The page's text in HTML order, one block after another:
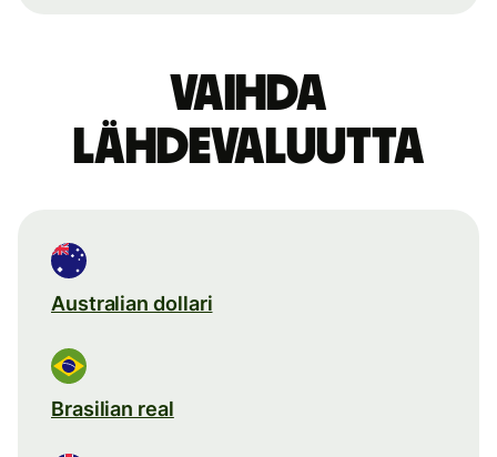
Vaihda
lähdevaluutta
Australian dollari
Brasilian real